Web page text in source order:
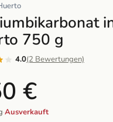
750 g
4.0(2 Bewertungen)
€
·Ausverkauft